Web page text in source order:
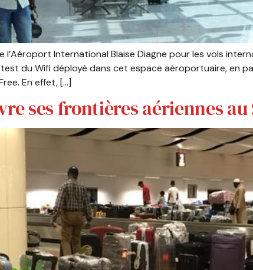
International Blaise Diagne pour les vols
du Wifi déployé dans cet espace aéroportuaire, en
En effet, […]
ses frontières aériennes au